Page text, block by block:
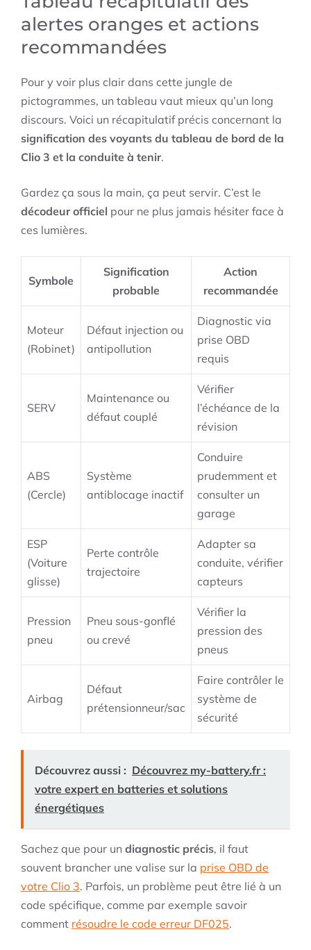
alertes oranges et actions
recommandées
Pour y voir plus clair dans cette jungle de
pictogrammes, un tableau vaut mieux qu’un long
discours. Voici un récapitulatif précis concernant la
signification des voyants du tableau de bord de la
Clio 3 et la conduite à tenir.
Gardez ça sous la main, ça peut servir. C’est le
décodeur officiel pour ne plus jamais hésiter face à
ces lumières.
Symbole
Signification
probable
Action
recommandée
Moteur
(Robinet)
Défaut injection ou
antipollution
Diagnostic via
prise OBD
requis
SERV
Maintenance ou
défaut couplé
Vérifier
l’échéance de la
révision
ABS
(Cercle)
Système
antiblocage inactif
Conduire
prudemment et
consulter un
garage
ESP
(Voiture
glisse)
Perte contrôle
trajectoire
Adapter sa
conduite, vérifier
capteurs
Pression
pneu
Pneu sous-gonflé
ou crevé
Vérifier la
pression des
pneus
Airbag
Défaut
prétensionneur/sac
Faire contrôler le
système de
sécurité
Découvrez aussi : Découvrez my-battery.fr :
votre expert en batteries et solutions
énergétiques
Sachez que pour un diagnostic précis, il faut
souvent brancher une valise sur la prise OBD de
votre Clio 3. Parfois, un problème peut être lié à un
code spécifique, comme par exemple savoir
comment résoudre le code erreur DF025.